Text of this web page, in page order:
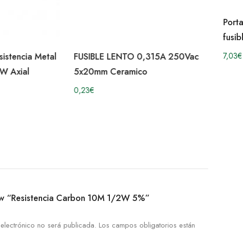
Metal
Axial
FUSIBLE LENTO 0,315A 250Vac
5x20mm Ceramico
0,23€
7,03€
“Resistencia Carbon 10M 1/2W 5%”
no será publicada. Los campos obligatorios están